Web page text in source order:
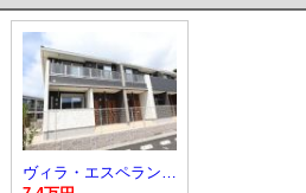
ヴィラ・エスペランサII